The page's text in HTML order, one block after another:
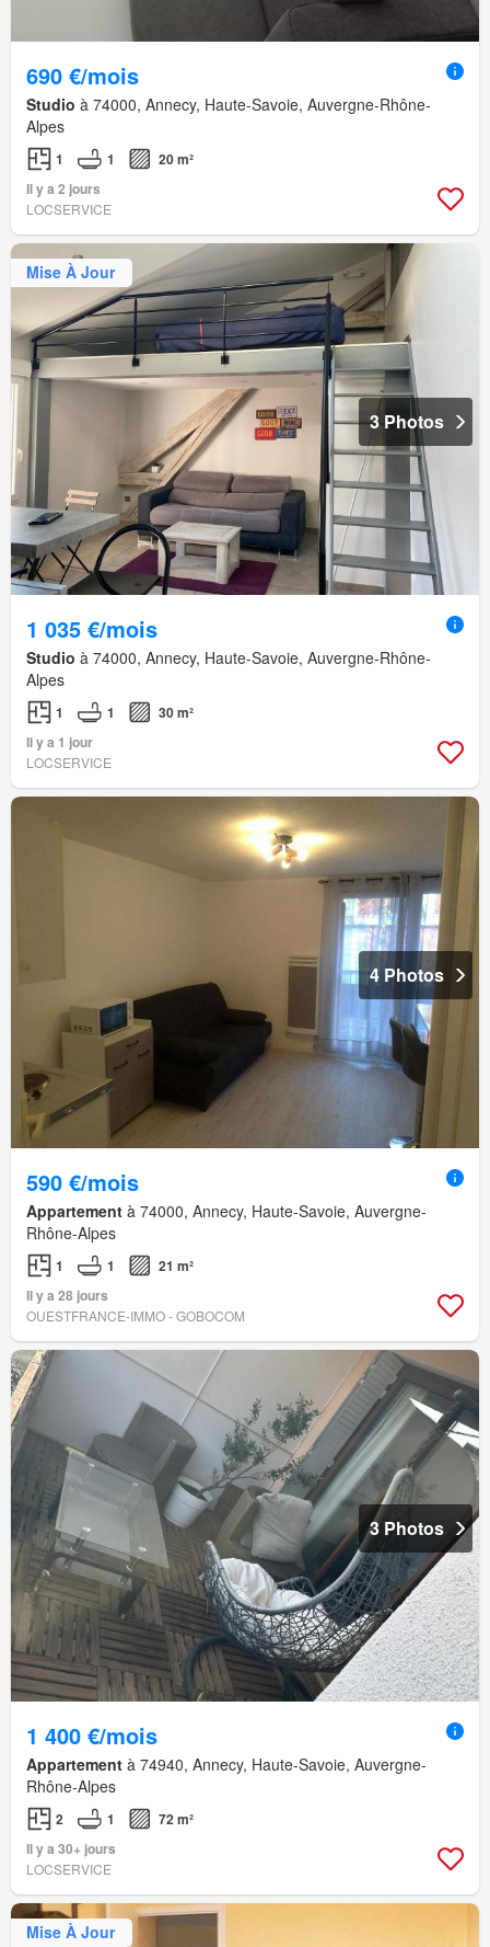
690 €/mois
Studio à 74000, Annecy, Haute-Savoie, Auvergne-Rhône-
Alpes
1 1
20 m²
Il y a 2 jours
LOCSERVICE
Mise À Jour
3 Photos
1 035 €/mois
Studio à 74000, Annecy, Haute-Savoie, Auvergne-Rhône-
Alpes
1 1
30 m²
Il y a 1 jour
LOCSERVICE
4 Photos
590 €/mois
Appartement à 74000, Annecy, Haute-Savoie, Auvergne-
Rhône-Alpes
1 1
21 m²
Il y a 28 jours
OUESTFRANCE-IMMO - GOBOCOM
3 Photos
1 400 €/mois
Appartement à 74940, Annecy, Haute-Savoie, Auvergne-
Rhône-Alpes
2 1
72 m²
Il y a 30+ jours
LOCSERVICE
Mise À Jour